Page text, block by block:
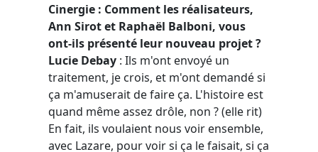
Cinergie : Comment les réalisateurs,
Ann Sirot et Raphaël Balboni, vous
ont-ils présenté leur nouveau projet?
Lucie Debay : Ils m'ont envoyé un
traitement, je crois, et m'ont demandé si
ça m'amuserait de faire ça. L'histoire est
quand même assez drôle, non ? (elle rit)
En fait, ils voulaient nous voir ensemble,
avec Lazare, pour voir si ça le faisait, si ça